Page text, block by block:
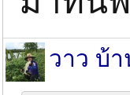
วาว บ้